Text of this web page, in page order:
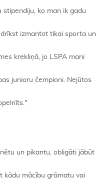
stipendiju, ko man ik gadu
izmantot tikai sporta un
krekliņā, jo LSPA mani
junioru čempioni. Nejūtos
un pikantu, obligāti jābūt
kādu mācību grāmatu vai